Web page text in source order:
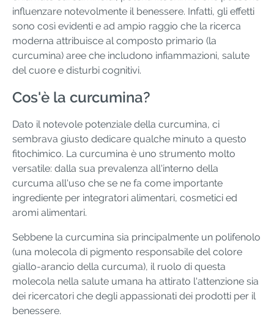
influenzare notevolmente il benessere. Infatti, gli effetti
sono così evidenti e ad ampio raggio che la ricerca
moderna attribuisce al composto primario (la
curcumina) aree che includono infiammazioni, salute
del cuore e disturbi cognitivi.
Cos'è la curcumina?
Dato il notevole potenziale della curcumina, ci
sembrava giusto dedicare qualche minuto a questo
fitochimico. La curcumina è uno strumento molto
versatile: dalla sua prevalenza all'interno della
curcuma all'uso che se ne fa come importante
ingrediente per integratori alimentari, cosmetici ed
aromi alimentari.
Sebbene la curcumina sia principalmente un polifenolo
(una molecola di pigmento responsabile del colore
giallo-arancio della curcuma), il ruolo di questa
molecola nella salute umana ha attirato l'attenzione sia
dei ricercatori che degli appassionati dei prodotti per il
benessere.